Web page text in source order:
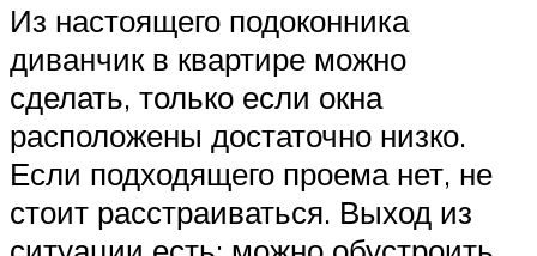
Из настоящего подоконника
диванчик в квартире можно
сделать, только если окна
расположены достаточно низко.
Если подходящего проема нет, не
стоит расстраиваться. Выход из